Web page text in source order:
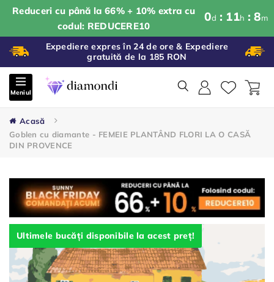
Reduceri cu până la 66% + 10% extra cu
codul: REDUCERE10
0d : 11h : 8m
Expediere expres în 24 de ore & Expediere
gratuită de la 185 RON
Meniul
Acasă
Goblen cu diamante - FEMEIE PLANTÂND FLORI LA O CASĂ
DIN PROVENCE
Ultimele bucăți disponibile la acest preț!